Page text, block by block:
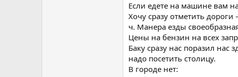
Если едете на машине вам
Хочу сразу отметить
ч. Манера езды
Цены на бензин на всех
Баку сразу нас поразил
надо посетить столицу.
В городе нет: